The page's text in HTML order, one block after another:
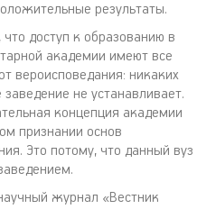
результаты.
доступ к образованию в
академии имеют все
вероисповедания: никаких
не устанавливает.
концепция академии
признании основ
Это потому, что данный вуз
журнал «Вестник